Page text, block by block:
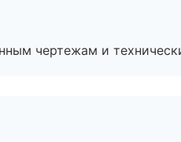
чертежам и